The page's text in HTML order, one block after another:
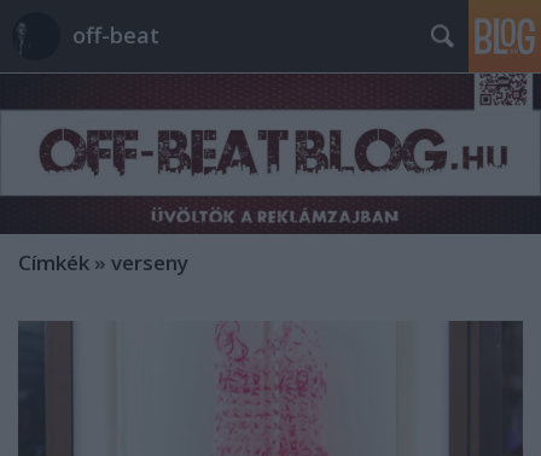
off-beat
Címkék » verseny